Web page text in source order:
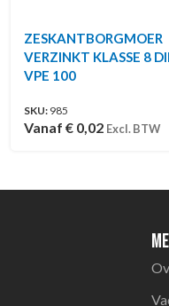
ZESKANTBORGMOER
VERZINKT KLASSE 8
VPE 100
SKU: 985
Vanaf €0,02 Excl. BTW